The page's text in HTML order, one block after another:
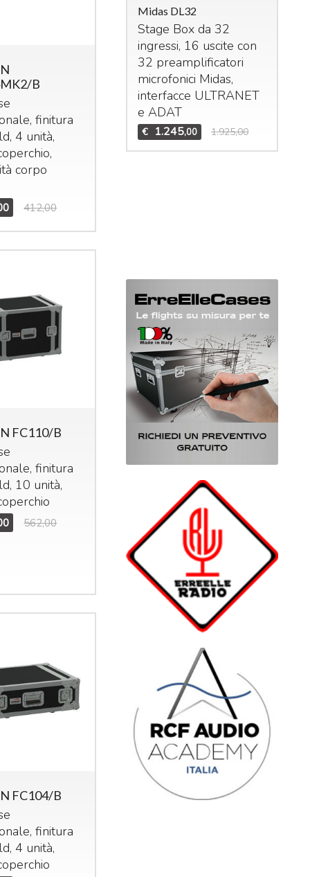
B
finitura
4 unità,
corpo
412,00
FC110/B
finitura
10 unità,
562,00
FC104/B
finitura
4 unità,
digitale per live
40 ingressi –
(16 Aux, 6
LCR). n°8 effetti
interni, n°8
gruppi di mute.
1.995 ,00
Midas DL32
Stage Box da 32
ingressi, 16 uscite con
32 preamplificatori
microfonici Midas,
interfacce ULTRANET
eADAT
€ 1.245,00 1.925,00